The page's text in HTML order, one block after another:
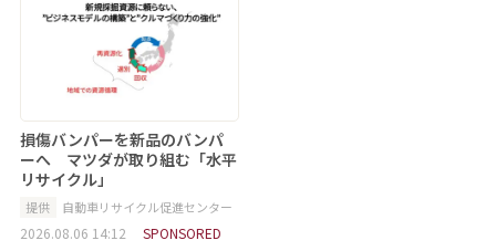
損傷バンパーを新品のバンパ
ーへ マツダが取り組む「水平
リサイクル」
提供 自動車リサイクル促進センター
2026.08.06 14:12 SPONSORED